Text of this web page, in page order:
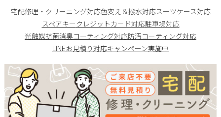
宅配修理・クリーニング対応色変え＆撥水対応スーツケース対応
スペアキー クレジットカード対応駐車場対応
光触媒抗菌消臭コーティング対応防汚コーティング対応
LINEお見積り対応キャンペーン実施中